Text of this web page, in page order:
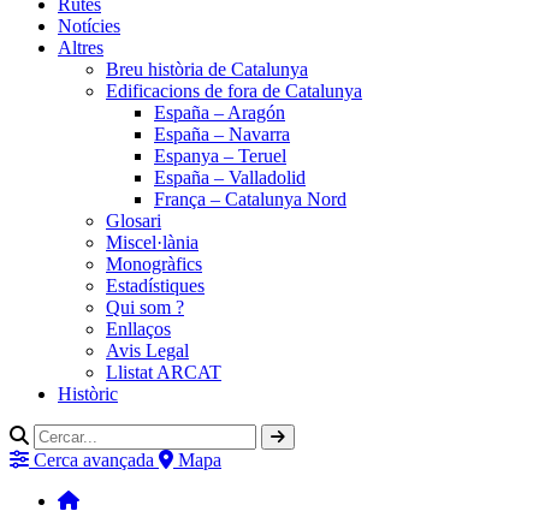
Rutes
Notícies
Altres
Breu història de Catalunya
Edificacions de fora de Catalunya
España – Aragón
España – Navarra
Espanya – Teruel
España – Valladolid
França – Catalunya Nord
Glosari
Miscel·lània
Monogràfics
Estadístiques
Qui som ?
Enllaços
Avis Legal
Llistat ARCAT
Històric
Cerca avançada Mapa